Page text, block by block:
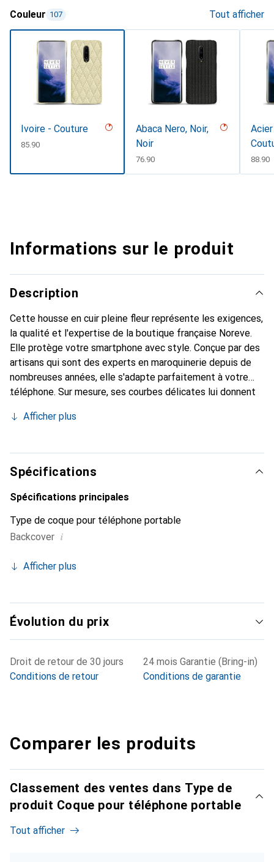
Couleur 107 Tout afficher
Ivoire - Couture
CHF
85.90
Abaca Nero, Noir,
Noir
CHF
76.90 CHF
88.90
Informations sur le produit
Description
Cette housse en cuir pleine fleur représente les exigences,
la qualité et l'expertise de la boutique française Noreve.
Elle protège votre smartphone avec style. Conçue par des
artisans qui sont des experts en maroquinerie depuis de
nombreuses années, elle s'adapte parfaitement à votre
téléphone. Sur mesure, ses courbes délicates lui donnent
et indispensable pour votre smartphone. La marque
de haute qualité et constitue un choix sûr pour une
clientèle exigeante.
Afficher plus
Spécifications
Spécifications principales
Type de coque pour téléphone portable
Backcover i
Afficher plus
Évolution du prix
Droit de retour de 30 jours
Conditions de retour
24 mois Garantie (Bring-in)
Conditions de garantie
Comparer les produits
Classement des ventes dans Type de
produit Coque pour téléphone portable
Tout afficher